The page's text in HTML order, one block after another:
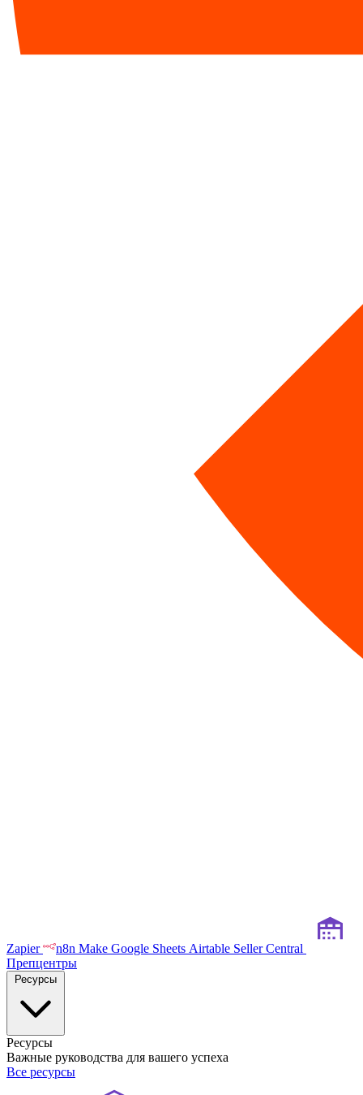
Zapier n8n Make Google Sheets Airtable Seller Central
Препцентры
Ресурсы
Важные руководства для вашего успеха
Все ресурсы